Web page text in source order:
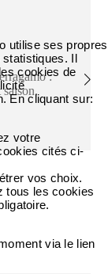
:
utilise ses propres
Il
cookies de
En cliquant sur:
votre
cités ci-
vos choix.
tous les cookies
via le lien